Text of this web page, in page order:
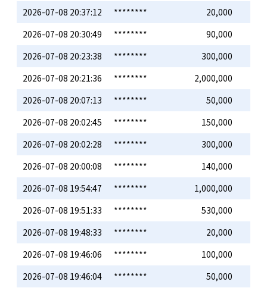
2026-07-08 20:37:12
********
20,000
2026-07-08 20:30:49
********
90,000
2026-07-08 20:23:38
********
300,000
2026-07-08 20:21:36
********
2,000,000
2026-07-08 20:07:13
********
50,000
2026-07-08 20:02:45
********
150,000
2026-07-08 20:02:28
********
300,000
2026-07-08 20:00:08
********
140,000
2026-07-08 19:54:47
********
1,000,000
2026-07-08 19:51:33
********
530,000
2026-07-08 19:48:33
********
20,000
2026-07-08 19:46:06
********
100,000
2026-07-08 19:46:04
********
50,000